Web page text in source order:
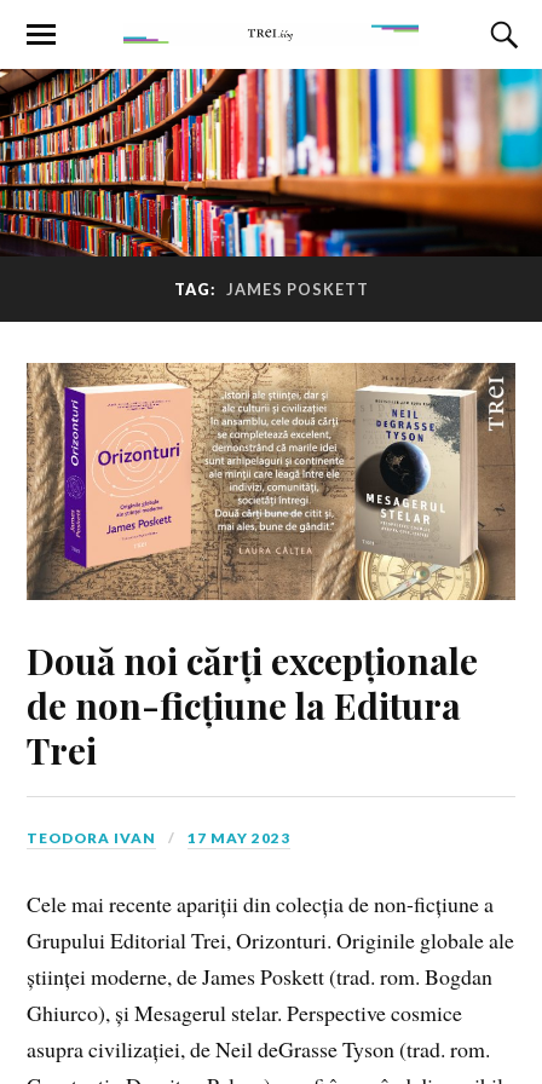
TAG: JAMES POSKETT
Două noi cărți excepționale
de non-ficțiune la Editura
Trei
TEODORA IVAN 17 MAY 2023
Cele mai recente apariții din colecția de non-ficțiune a
Grupului Editorial Trei, Orizonturi. Originile globale ale
științei moderne, de James Poskett (trad. rom. Bogdan
Ghiurco), și Mesagerul stelar. Perspective cosmice
asupra civilizației, de Neil deGrasse Tyson (trad. rom.